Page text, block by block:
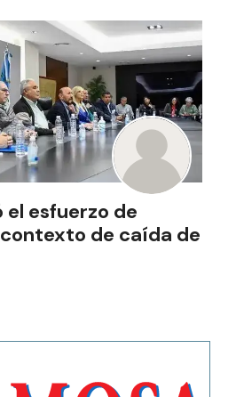
esfuerzo de
de caída de